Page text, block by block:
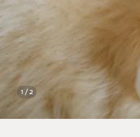
1 / 2